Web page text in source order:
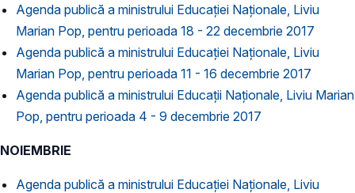
Agenda publică a ministrului Educației Naționale, Liviu
Marian Pop, pentru perioada 18 - 22 decembrie 2017
Agenda publică a ministrului Educației Naționale, Liviu
Marian Pop, pentru perioada 11 - 16 decembrie 2017
Agenda publică a ministrului Educații Naționale, Liviu Marian
Pop, pentru perioada 4 - 9 decembrie 2017
NOIEMBRIE
Agenda publică a ministrului Educației Naționale, Liviu